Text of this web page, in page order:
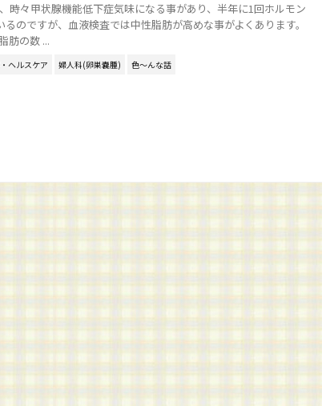
時々甲状腺機能低下症気味になる事があり、半年に1回ホルモン
のですが、血液検査では中性脂肪が高めな事がよくあります。
肪の数 ...
ヘルスケア 婦人科(卵巣嚢腫) 色～んな話